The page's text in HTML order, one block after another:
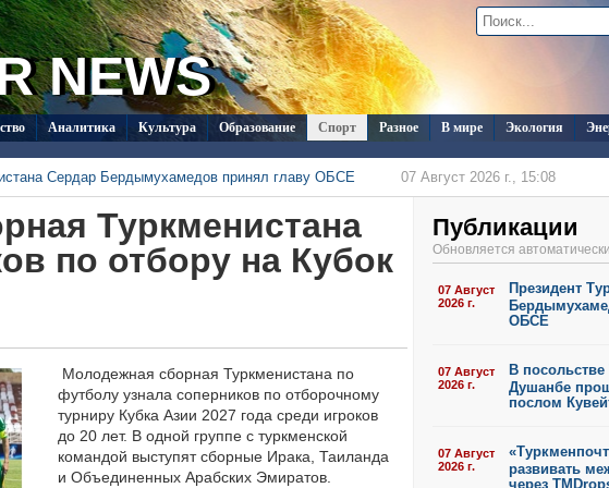
NEWS
Аналитика Культура Образование Спорт Разное В мире Экология
Сердар Бердымухамедов принял главу ОБСЕ
07 Август 2026 г., 15:08
в Душанбе прошла встреча с новым послом Кувейта
07 Август 2026 г., 15:06
развивать международный шопинг через TMDrops
07 Август 2026 г., 15:05
визитом в Туркменистан
07 Август 2026 г., 15:03
СНГ поступило на конкурс документального кино в Туркменистане
07 Август 2026 г., 15:01
Ассоциацию «Akhal-Téké France» на чемпионат мира
05 Август 2026 г., 11:45
Туркменистана
по отбору на Кубок
Молодежная сборная Туркменистана по
футболу узнала соперников по отборочному
турниру Кубка Азии 2027 года среди игроков
до 20 лет. В одной группе с туркменской
командой выступят сборные Ирака, Таиланда
и Объединенных Арабских Эмиратов.
Публикации
Обновляется автоматически
07 Август
2026 г.
Президент
ОБСЕ
07 Август
2026 г.
В
Душанбе
послом
07 Август
2026 г.
развивать
через